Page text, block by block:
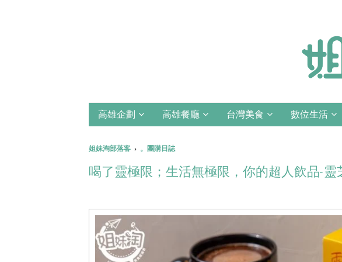
高雄企劃 高雄餐廳 台灣美食 數位生活
姐妹淘部落客 › 。團購日誌
喝了靈極限；生活無極限，你的超人飲品-靈